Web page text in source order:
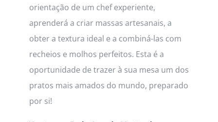
orientação de um chef experiente,
aprenderá a criar massas artesanais, a
obter a textura ideal e a combiná-las com
recheios e molhos perfeitos. Esta é a
oportunidade de trazer à sua mesa um dos
pratos mais amados do mundo, preparado
por si!